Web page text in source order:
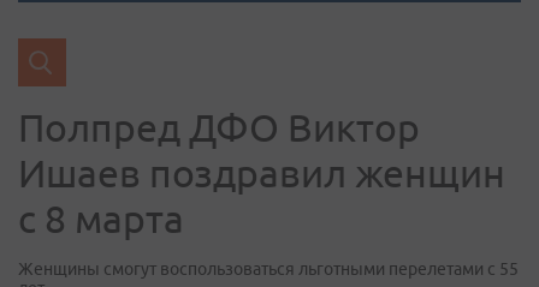
Полпред ДФО Виктор
Ишаев поздравил женщин
с 8 марта
Женщины смогут воспользоваться льготными перелетами с 55